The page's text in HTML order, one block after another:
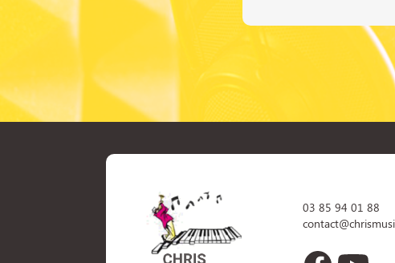
03 85 94 01 88
Facebook